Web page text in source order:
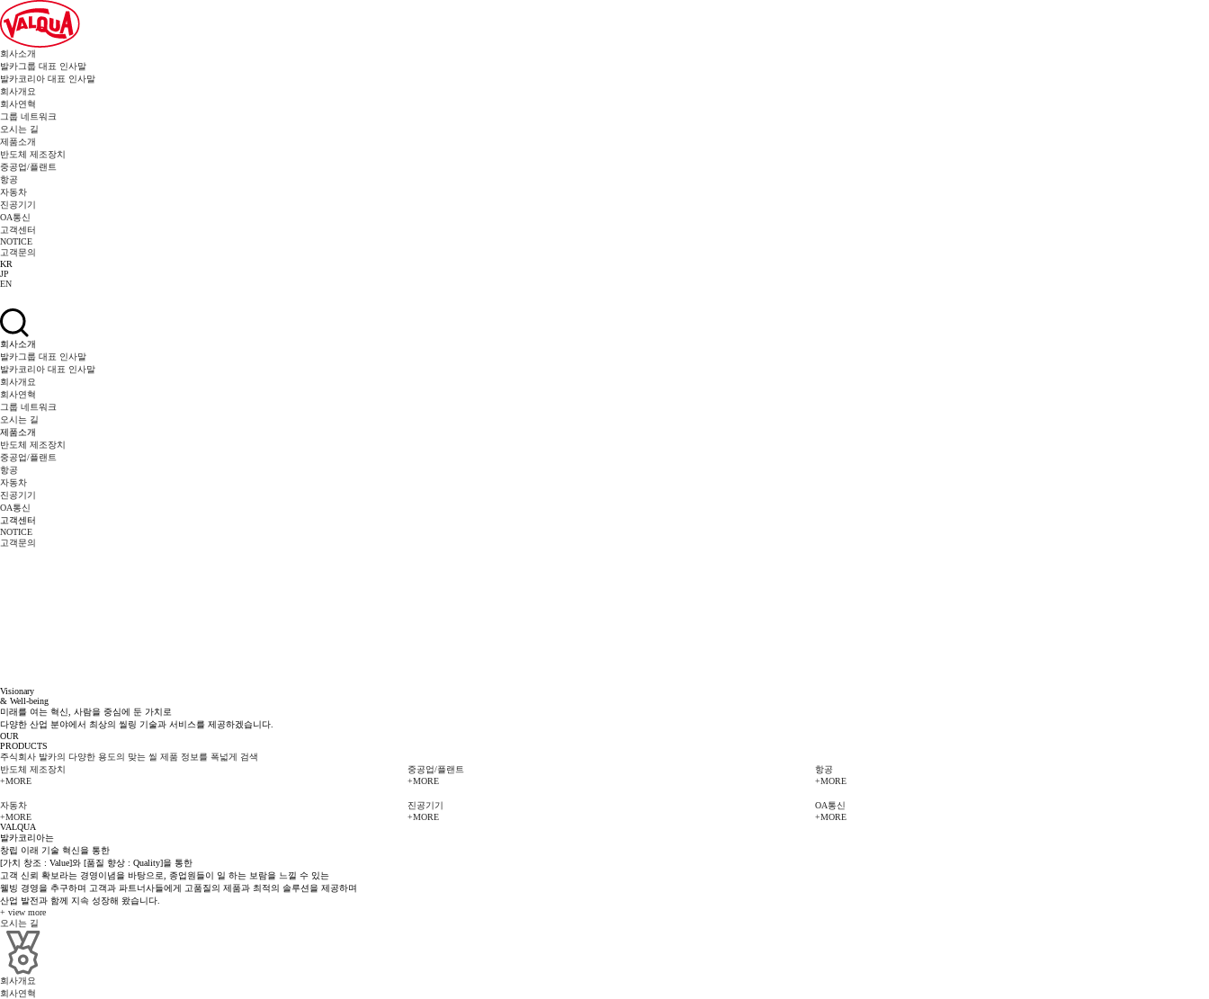
회사소개
발카그룹 대표 인사말
발카코리아 대표 인사말
회사개요
회사연혁
그룹 네트워크
오시는 길
제품소개
반도체 제조장치
중공업/플랜트
항공
자동차
진공기기
OA통신
고객센터
NOTICE
고객문의
KR
JP
EN
회사소개
발카그룹 대표 인사말
발카코리아 대표 인사말
회사개요
회사연혁
그룹 네트워크
오시는 길
제품소개
반도체 제조장치
중공업/플랜트
항공
자동차
진공기기
OA통신
고객센터
NOTICE
고객문의
Visionary
& Well-being
미래를 여는 혁신, 사람을 중심에 둔 가치로
다양한 산업 분야에서 최상의 씰링 기술과 서비스를 제공하겠습니다.
OUR
PRODUCTS
주식회사 발카의 다양한 용도의 맞는 씰 제품 정보를 폭넓게 검색
반도체 제조장치
+MORE
중공업/플랜트
+MORE
항공
+MORE
자동차
+MORE
진공기기
+MORE
OA통신
+MORE
VALQUA
발카코리아는
창립 이래 기술 혁신을 통한
[가치 창조 : Value]와 [품질 향상 : Quality]을 통한
고객 신뢰 확보라는 경영이념을 바탕으로, 종업원들이 일 하는 보람을 느낄 수 있는
웰빙 경영을 추구하며 고객과 파트너사들에게 고품질의 제품과 최적의 솔루션을 제공하며
산업 발전과 함께 지속 성장해 왔습니다.
+ view more
오시는 길
회사개요
회사연혁